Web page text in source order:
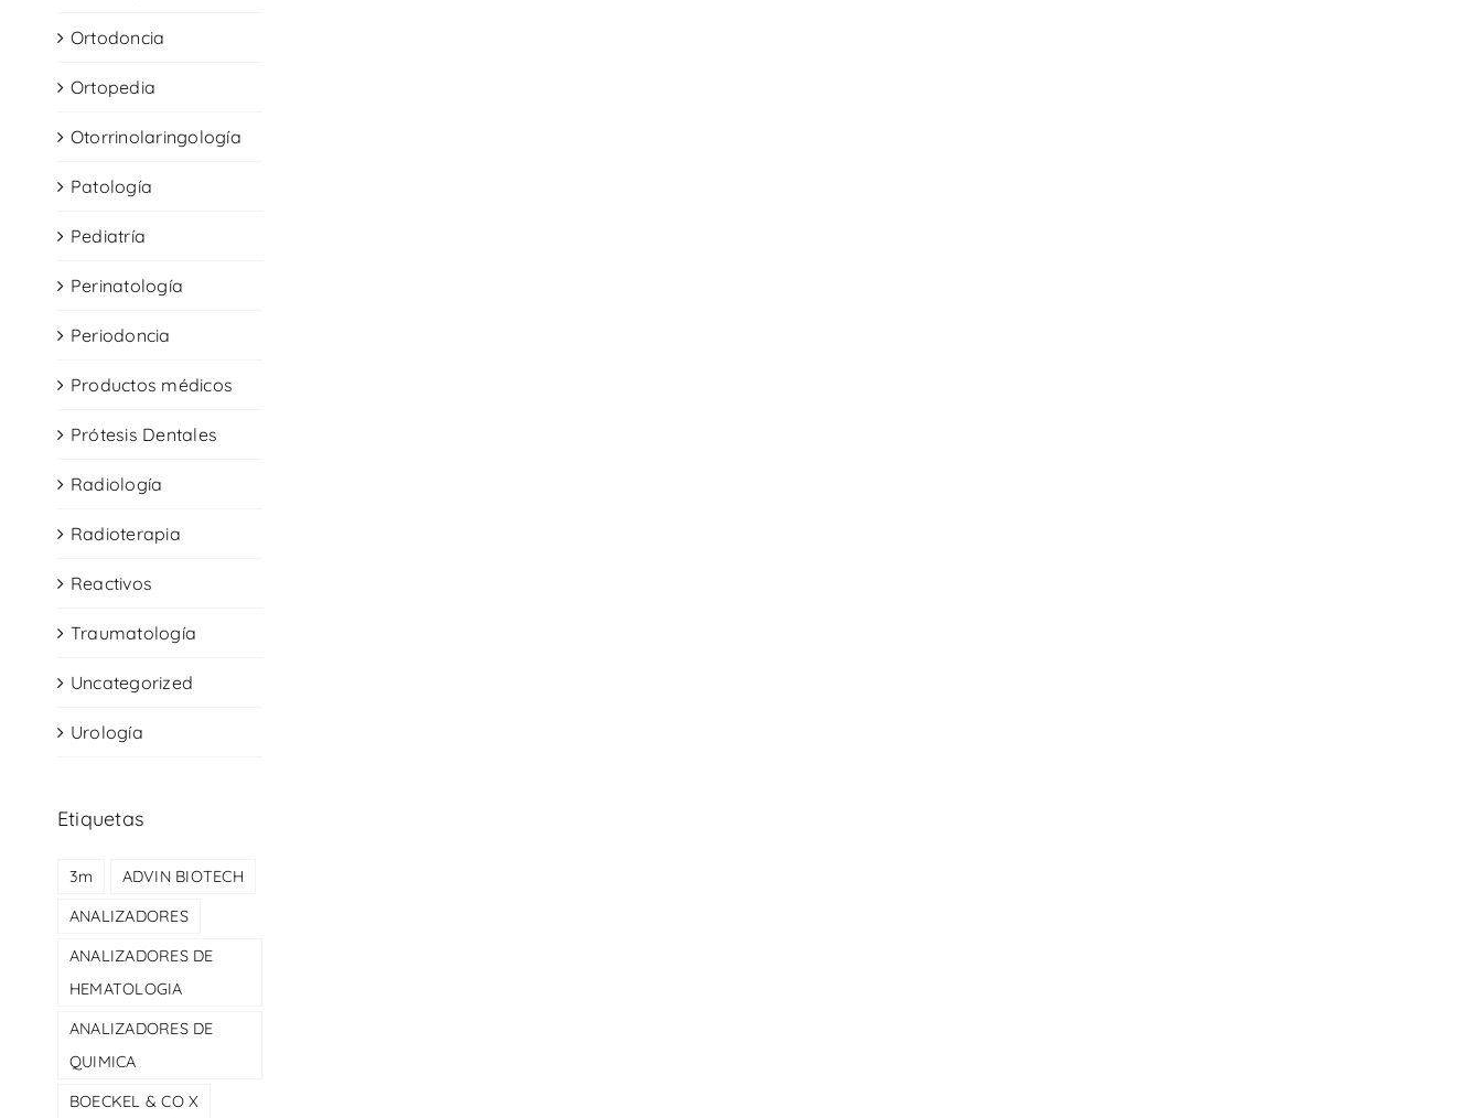
Ortodoncia
Ortopedia
Otorrinolaringología
Patología
Pediatría
Perinatología
Periodoncia
Productos médicos
Prótesis Dentales
Radiología
Radioterapia
Reactivos
Traumatología
Uncategorized
Urología
Etiquetas
3m
ADVIN BIOTECH
ANALIZADORES
ANALIZADORES DE
HEMATOLOGIA
ANALIZADORES DE
QUIMICA
BOECKEL & CO X